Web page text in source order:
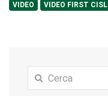
VIDEO
VIDEO FIRST CISL